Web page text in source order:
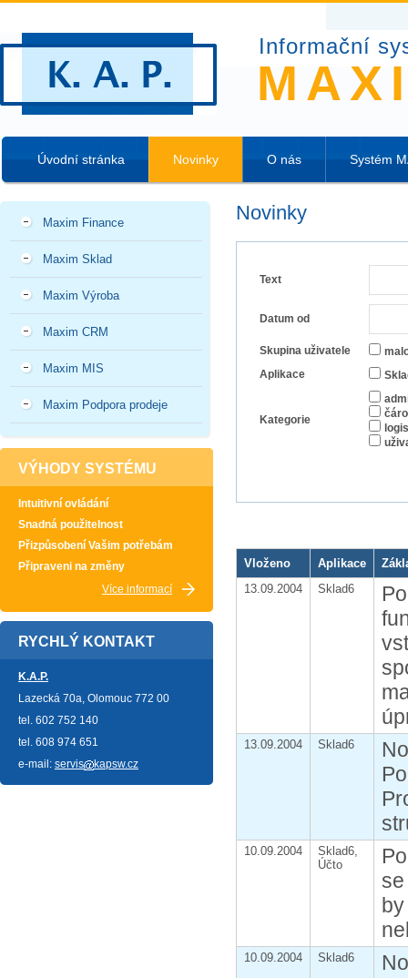
Informační
Úvodní stránka Novinky O nás Systém
Maxim Finance
Maxim Sklad
Maxim Výroba
Maxim CRM
Maxim MIS
Maxim Podpora prodeje
VÝHODY SYSTÉMU
Intuitivní ovládání
Snadná použitelnost
Přizpůsobení Vašim potřebám
Připraveni na změny
Více informací
RYCHLÝ KONTAKT
K.A.P.
Lazecká 70a, Olomouc 772 00
tel. 602 752 140
tel. 608 974 651
e-mail: servis kapsw.cz
Novinky
Text
Datum od
Skupina uživatele
Aplikace
Kategorie
Vloženo Aplikace
13.09.2004
Sklad6
13.09.2004 Sklad6
10.09.2004
Sklad6,
Účto
10.09.2004 Sklad6